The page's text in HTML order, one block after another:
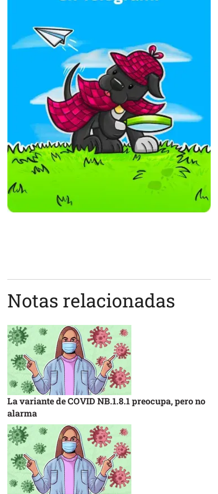
Notas relacionadas
La variante de COVID NB.1.8.1 preocupa, pero no
alarma